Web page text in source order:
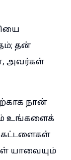
தன்
அவர்கள்
நான்
உங்களைக்
கட்டளைகள்
யாவையும்